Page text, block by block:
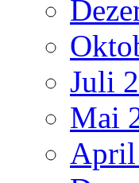
Juli
Mai
April